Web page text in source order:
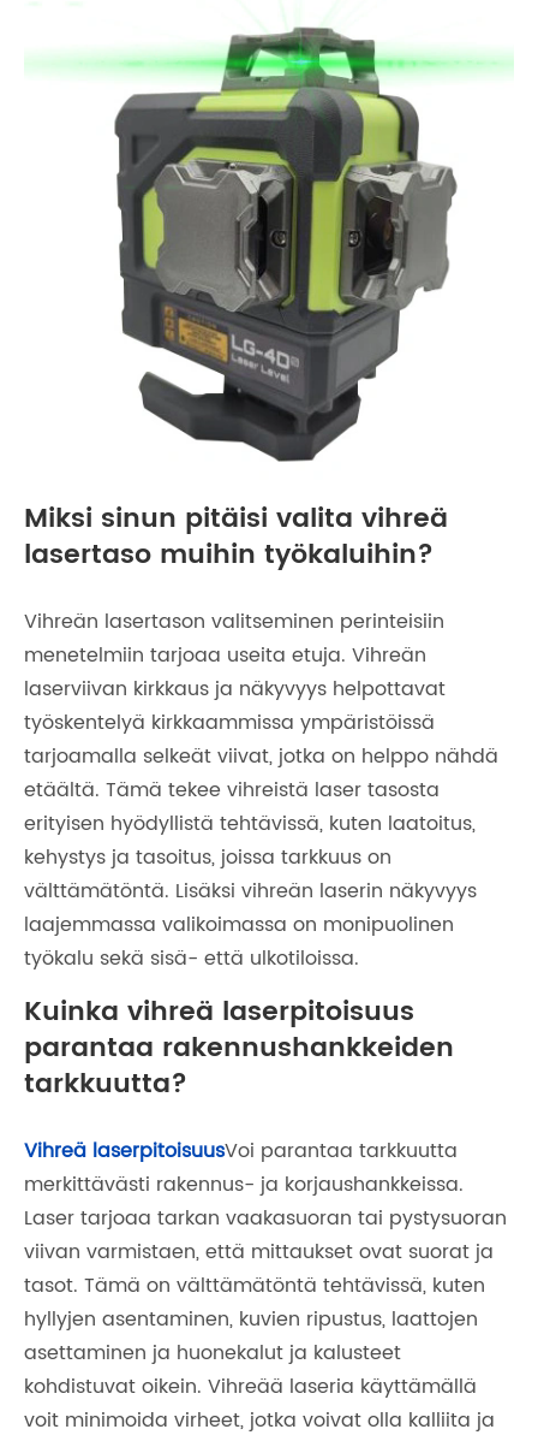
Miksi sinun pitäisi valita vihreä
lasertaso muihin työkaluihin?
Vihreän lasertason valitseminen perinteisiin
menetelmiin tarjoaa useita etuja. Vihreän
laserviivan kirkkaus ja näkyvyys helpottavat
työskentelyä kirkkaammissa ympäristöissä
tarjoamalla selkeät viivat, jotka on helppo nähdä
etäältä. Tämä tekee vihreistä laser tasosta
erityisen hyödyllistä tehtävissä, kuten laatoitus,
kehystys ja tasoitus, joissa tarkkuus on
välttämätöntä. Lisäksi vihreän laserin näkyvyys
laajemmassa valikoimassa on monipuolinen
työkalu sekä sisä- että ulkotiloissa.
Kuinka vihreä laserpitoisuus
parantaa rakennushankkeiden
tarkkuutta?
Vihreä laserpitoisuusVoi parantaa tarkkuutta
merkittävästi rakennus- ja korjaushankkeissa.
Laser tarjoaa tarkan vaakasuoran tai pystysuoran
viivan varmistaen, että mittaukset ovat suorat ja
tasot. Tämä on välttämätöntä tehtävissä, kuten
hyllyjen asentaminen, kuvien ripustus, laattojen
asettaminen ja huonekalut ja kalusteet
kohdistuvat oikein. Vihreää laseria käyttämällä
voit minimoida virheet, jotka voivat olla kalliita ja